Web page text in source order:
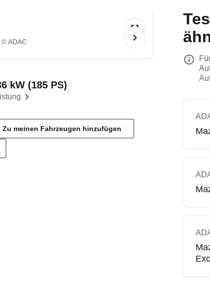
© ADAC
kW (185 PS)
Zu meinen Fahrzeugen hinzufügen